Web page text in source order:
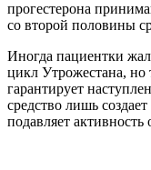
прогестерона
со второй половины
Иногда пациентки
цикл Утрожестана, но
гарантирует
средство лишь
подавляет активность